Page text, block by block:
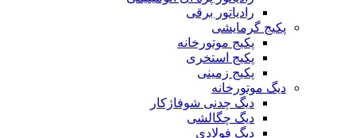
رادیاتور برقی
پکیج گرمایشی
پکیج موتورخانه
پکیج استخری
پکیج زمینی
دیگ موتورخانه
دیگ چدنی شوفاژکار
دیگ چگالشی
دیگ فولادی